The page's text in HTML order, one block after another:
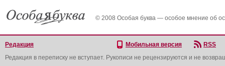
© 2008 Особая буква — особое мнение об
Редакция Мобильная версия
RSS
Редакция в переписку не вступает. Рукописи не рецензируются и не